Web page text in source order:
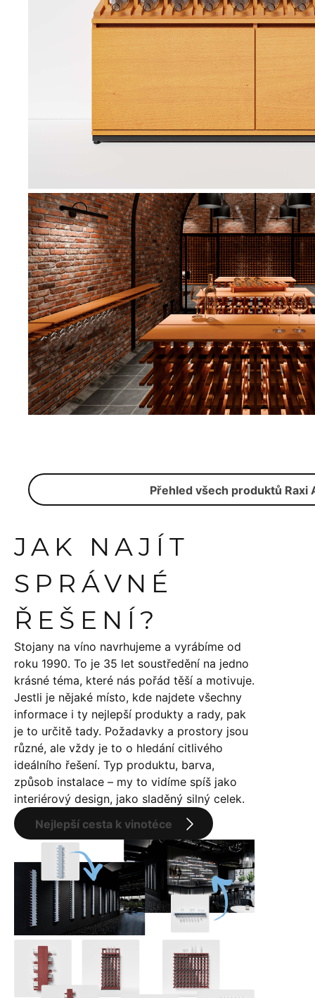
Přehled všech produktů Raxi
JAK NAJÍT
SPRÁVNÉ
ŘEŠENÍ?
Stojany na víno navrhujeme a vyrábíme od
roku 1990. To je 35 let soustředění na jedno
krásné téma, které nás pořád těší a motivuje.
Jestli je nějaké místo, kde najdete všechny
informace i ty nejlepší produkty a rady, pak
je to určitě tady. Požadavky a prostory jsou
různé, ale vždy je to o hledání citlivého
ideálního řešení. Typ produktu, barva,
způsob instalace – my to vidíme spíš jako
interiérový design, jako sladěný silný celek.
Nejlepší cesta k vinotéce